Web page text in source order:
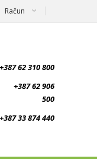
Račun
+387 62 310 800
+387 62 906
500
33 874 440